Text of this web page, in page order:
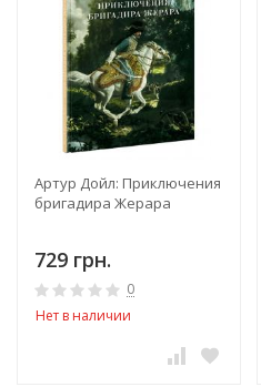
Артур Дойл: Приключения
бригадира Жерара
729 грн.
0
Нет в наличии